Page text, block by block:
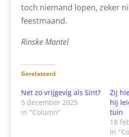
toch niemand lopen, zeker
feestmaand.
Rinske Mantel
Gerelateerd
Net zo vrijgevig als Sint?
5 december 2025
In "Column"
Zij
hij
tuin
18
In